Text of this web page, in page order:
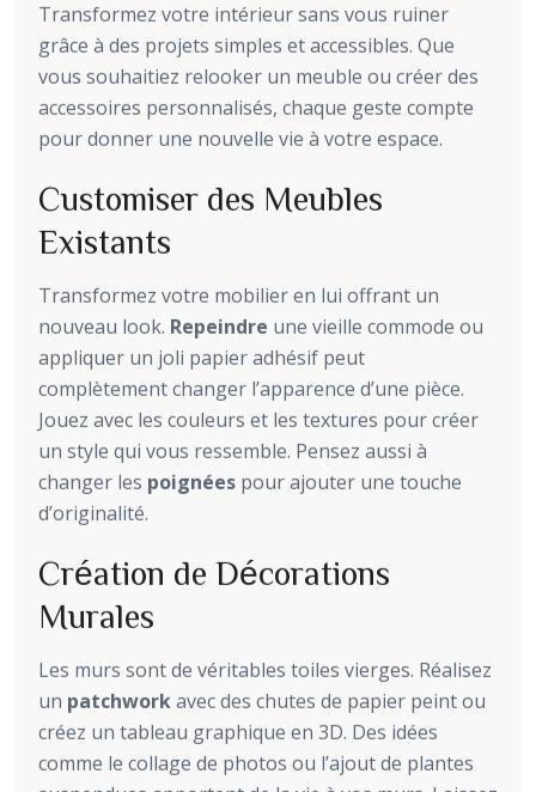
Transformez votre intérieur sans vous ruiner
grâce à des projets simples et accessibles. Que
vous souhaitiez relooker un meuble ou créer des
accessoires personnalisés, chaque geste compte
pour donner une nouvelle vie à votre espace.
Customiser des Meubles
Existants
Transformez votre mobilier en lui offrant un
nouveau look. Repeindre une vieille commode ou
appliquer un joli papier adhésif peut
complètement changer l’apparence d’une pièce.
Jouez avec les couleurs et les textures pour créer
un style qui vous ressemble. Pensez aussi à
changer les poignées pour ajouter une touche
d’originalité.
Création de Décorations
Murales
Les murs sont de véritables toiles vierges. Réalisez
un patchworkavec des chutes de papier peint ou
créez un tableau graphique en 3D. Des idées
comme le collage de photos ou l’ajout de plantes